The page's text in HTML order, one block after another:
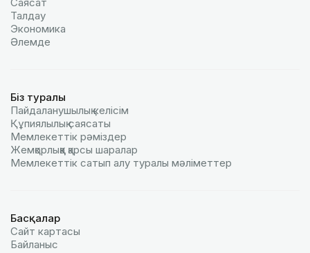
Талдау
Экономика
Әлемде
Біз туралы
Пайдаланушылық келiciм
Құпиялылық саясаты
Мемлекеттік рәміздер
Жемқорлыққа қарсы шаралар
Мемлекеттік сатып алу туралы мәлiметтер
Басқалар
Сайт картасы
Байланыс